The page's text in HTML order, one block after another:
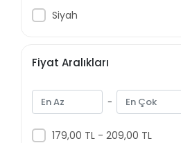
BAYSALLAR
BEYBİ
BRAYTRON
CATA
ÇETİNLER
Siyah
Fiyat Aralıkları
-
179,00 TL - 209,00 TL